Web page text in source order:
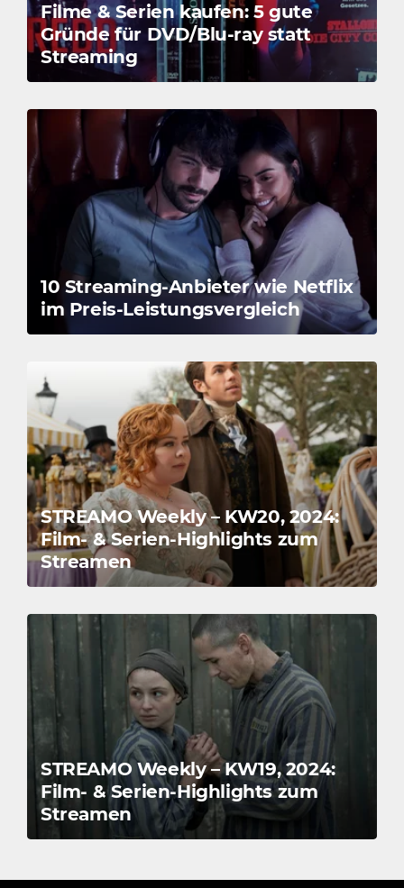
Filme & Serien kaufen: 5 gute
Gründe für DVD/Blu-ray statt
Streaming
10 Streaming-Anbieter wie Netflix
im Preis-Leistungsvergleich
STREAMO Weekly – KW20, 2024:
Film- & Serien-Highlights zum
Streamen
STREAMO Weekly – KW19, 2024:
Film- & Serien-Highlights zum
Streamen